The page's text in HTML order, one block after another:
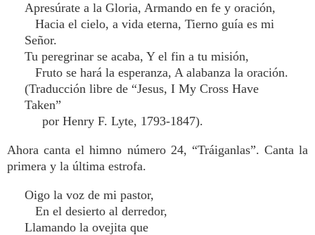
Apresúrate a la Gloria, Armando en fe y oración,
Hacia el cielo, a vida eterna, Tierno guía es mi
Señor.
Tu peregrinar se acaba, Y el fin a tu misión,
Fruto se hará la esperanza, A alabanza la oración.
(Traducción libre de “Jesus, I My Cross Have
Taken”
por Henry F. Lyte, 1793-1847).
Ahora canta el himno número 24, “Tráiganlas”. Canta la
primera y la última estrofa.
Oigo la voz de mi pastor,
En el desierto al derredor,
Llamando la ovejita que